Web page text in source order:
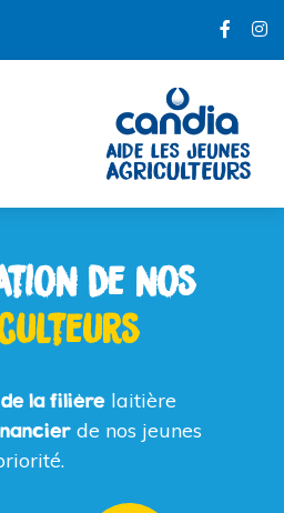
de nos
la filière laitière
de nos jeunes